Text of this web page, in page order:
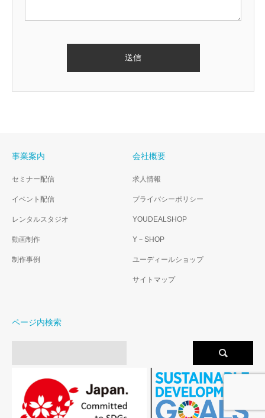
事業案内
セミナー配信
イベント配信
レンタルスタジオ
動画制作
制作事例
会社概要
求人情報
プライバシーポリシー
YOUDEALSHOP
Y－SHOP
ユーディールショップ
サイトマップ
ページ内検索